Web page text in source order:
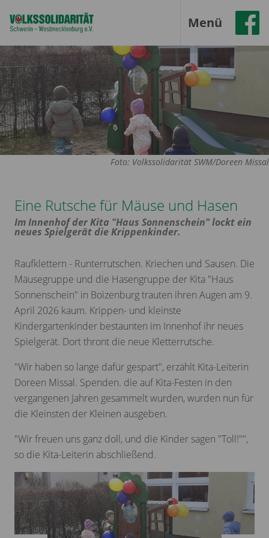
Menü
Foto: Volkssolidarität SWM/Doreen Missal
Eine Rutsche für Mäuse und Hasen
Im Innenhof der Kita "Haus Sonnenschein" lockt ein
neues Spielgerät die Krippenkinder.
Raufklettern - Runterrutschen. Kriechen und Sausen. Die
Mäusegruppe und die Hasengruppe der Kita "Haus
Sonnenschein" in Boizenburg trauten ihren Augen am 9.
April 2026 kaum. Krippen- und kleinste
Kindergartenkinder bestaunten im Innenhof ihr neues
Spielgerät. Dort thront die neue Kletterrutsche.
"Wir haben so lange dafür gespart", erzählt Kita-Leiterin
Doreen Missal. Spenden. die auf Kita-Festen in den
vergangenen Jahren gesammelt wurden, wurden nun für
die Kleinsten der Kleinen ausgeben.
"Wir freuen uns ganz doll, und die Kinder sagen "Toll!"",
so die Kita-Leiterin abschließend.